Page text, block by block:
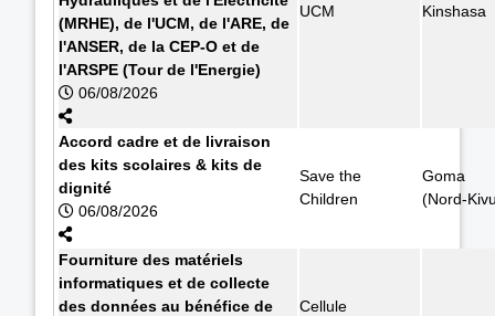
(MRHE), de l'UCM, de l'ARE, de
l'ANSER, de la CEP-O et de
l'ARSPE (Tour de l'Energie)
06/08/2026
UCM Kinshasa
Accord cadre et de livraison
des kits scolaires & kits de
dignité
06/08/2026
Save the
Children
Goma
(Nord-
Fourniture des matériels
informatiques et de collecte
des données au bénéfice de
Cellule